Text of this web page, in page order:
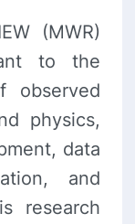
(MWR)
to the
observed
physics,
data
and
research